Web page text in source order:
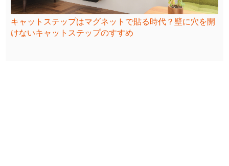
キャットステップはマグネットで貼る時代？壁に穴を開
けないキャットステップのすすめ